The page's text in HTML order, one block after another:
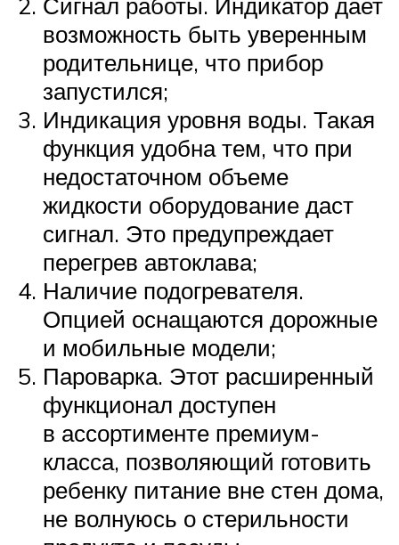
возможность быть уверенным
родительнице, что прибор
запустился;
Индикация уровня воды. Такая
функция удобна тем, что при
недостаточном объеме
жидкости оборудование даст
сигнал. Это предупреждает
перегрев автоклава;
Наличие подогревателя.
Опцией оснащаются дорожные
и мобильные модели;
Пароварка. Этот расширенный
функционал доступен
в ассортименте премиум-
класса, позволяющий готовить
ребенку питание вне стен дома,
не волнуюсь о стерильности